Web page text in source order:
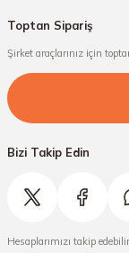
Toptan Sipariş
Şirket araçlarınız için
Bizi Takip Edin
Hesaplarımızı takip